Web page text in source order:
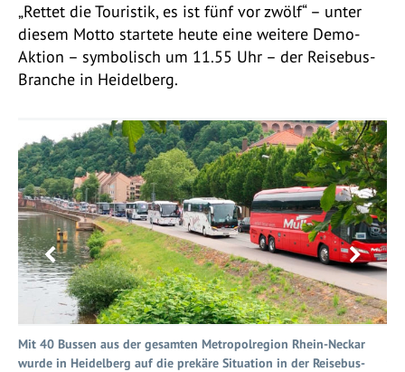
„Rettet die Touristik, es ist fünf vor zwölf“ – unter
diesem Motto startete heute eine weitere Demo-
Aktion – symbolisch um 11.55 Uhr – der Reisebus-
Branche in Heidelberg.
Mit 40 Bussen aus der gesamten Metropolregion Rhein-Neckar
wurde in Heidelberg auf die prekäre Situation in der Reisebus-